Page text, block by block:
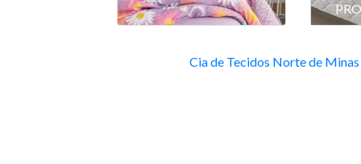
Cia de Tecidos Norte de Minas